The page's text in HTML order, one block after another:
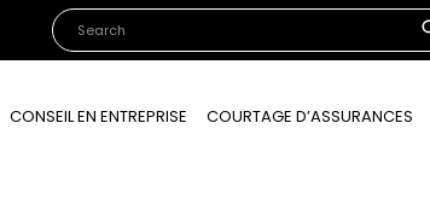
CONSEIL EN ENTREPRISE COURTAGE D’ASSURANCES